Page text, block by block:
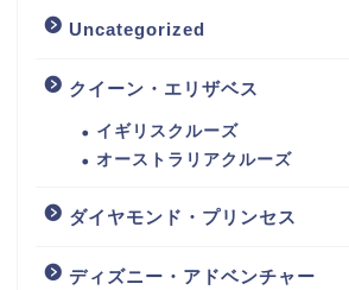
Uncategorized
クイーン・エリザベス
イギリスクルーズ
オーストラリアクルーズ
ダイヤモンド・プリンセス
ディズニー・アドベンチャー